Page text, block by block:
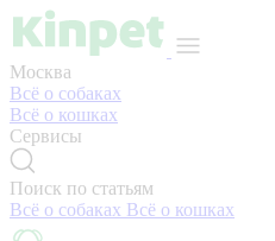
Москва
Всё о собаках
Всё о кошках
Сервисы
Поиск по статьям
Всё о собаках Всё о кошках